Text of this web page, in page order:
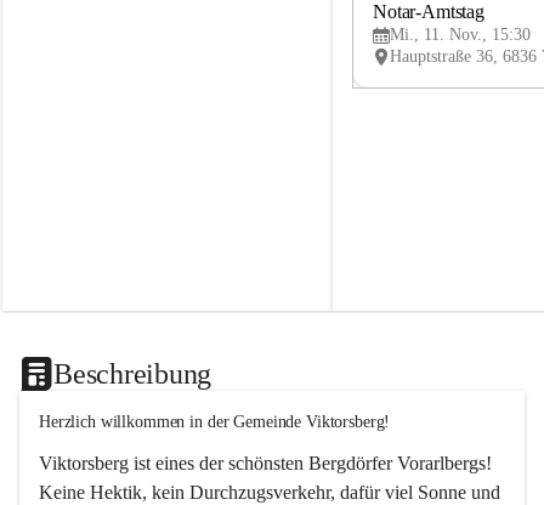
Notar-Amtstag
Mi., 11. Nov., 15:30
Beschreibung
Herzlich willkommen in der Gemeinde Viktorsberg!
Viktorsberg ist eines der schönsten Bergdörfer Vorarlbergs!
Keine Hektik, kein Durchzugsverkehr, dafür viel Sonne und